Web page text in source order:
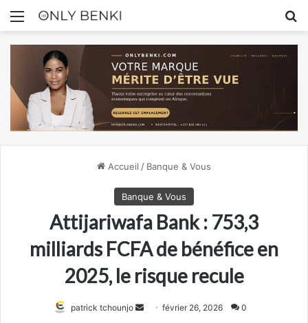
Menu
Accueil / Banque & Vous
Banque & Vous
Attijariwafa Bank : 753,3
milliards FCFA de bénéfice en
2025, le risque recule
patrick tchounjo
Envoyerfévrier 26, 2026 0